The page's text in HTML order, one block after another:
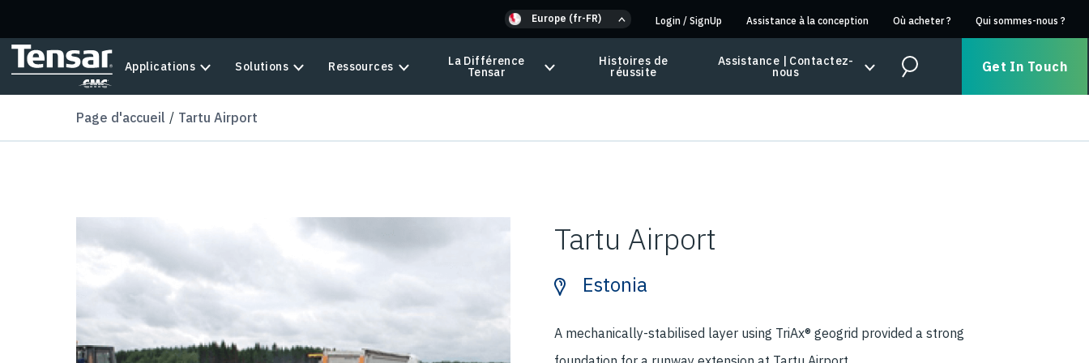
Europe (fr-FR) Login / SignUp Assistance à la conception Où acheter ? Qui sommes-nous ?
Applications Solutions Ressources La Différence
Tensar
Histoires de
réussite
Assistance | Contactez-
nous Search Get In Touch
Page d'accueil Tartu Airport
Tartu Airport
Estonia
A mechanically-stabilised layer using TriAx® geogrid provided a strong